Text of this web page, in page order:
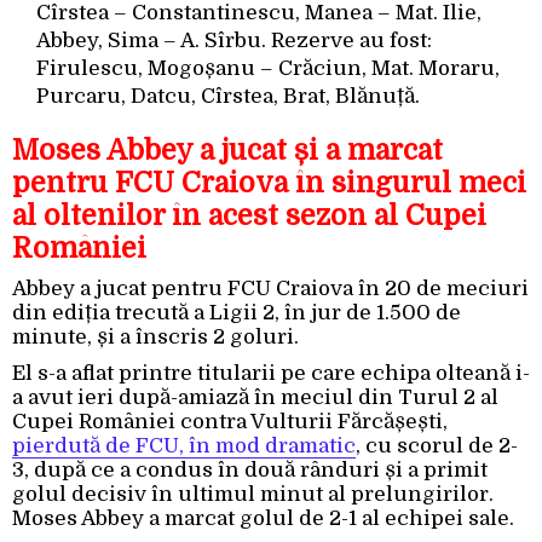
Cîrstea – Constantinescu, Manea – Mat. Ilie,
Abbey, Sima – A. Sîrbu. Rezerve au fost:
Firulescu, Mogoșanu – Crăciun, Mat. Moraru,
Purcaru, Datcu, Cîrstea, Brat, Blănuță.
Moses Abbey a jucat și a marcat
pentru FCU Craiova în singurul meci
al oltenilor în acest sezon al Cupei
României
Abbey a jucat pentru FCU Craiova în 20 de meciuri
din ediția trecută a Ligii 2, în jur de 1.500 de
minute, și a înscris 2 goluri.
El s-a aflat printre titularii pe care echipa olteană i-
a avut ieri după-amiază în meciul din Turul 2 al
Cupei României contra Vulturii Fărcășești,
pierdută de FCU, în mod dramatic, cu scorul de 2-
3, după ce a condus în două rânduri și a primit
golul decisiv în ultimul minut al prelungirilor.
Moses Abbey a marcat golul de 2-1 al echipei sale.